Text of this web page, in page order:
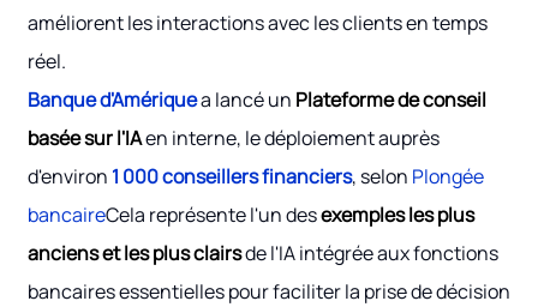
améliorent les interactions avec les clients en temps
réel.
Banque d'Amériquea lancé un Plateforme de conseil
basée sur l'IAen interne, le déploiement auprès
d'environ 1 000 conseillers financiers, selon Plongée
bancaireCela représente l'un desexemples les plus
anciens et les plus clairsde l'IA intégrée aux fonctions
bancaires essentielles pour faciliter la prise de décision